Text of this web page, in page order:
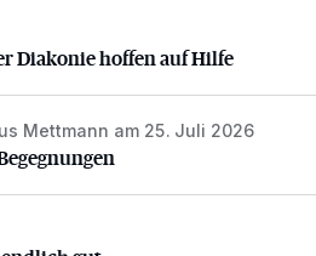
Diakonie hoffen auf Hilfe
Diakonie hoffen auf Hilfe
Mettmann am 25. Juli 2026
gut